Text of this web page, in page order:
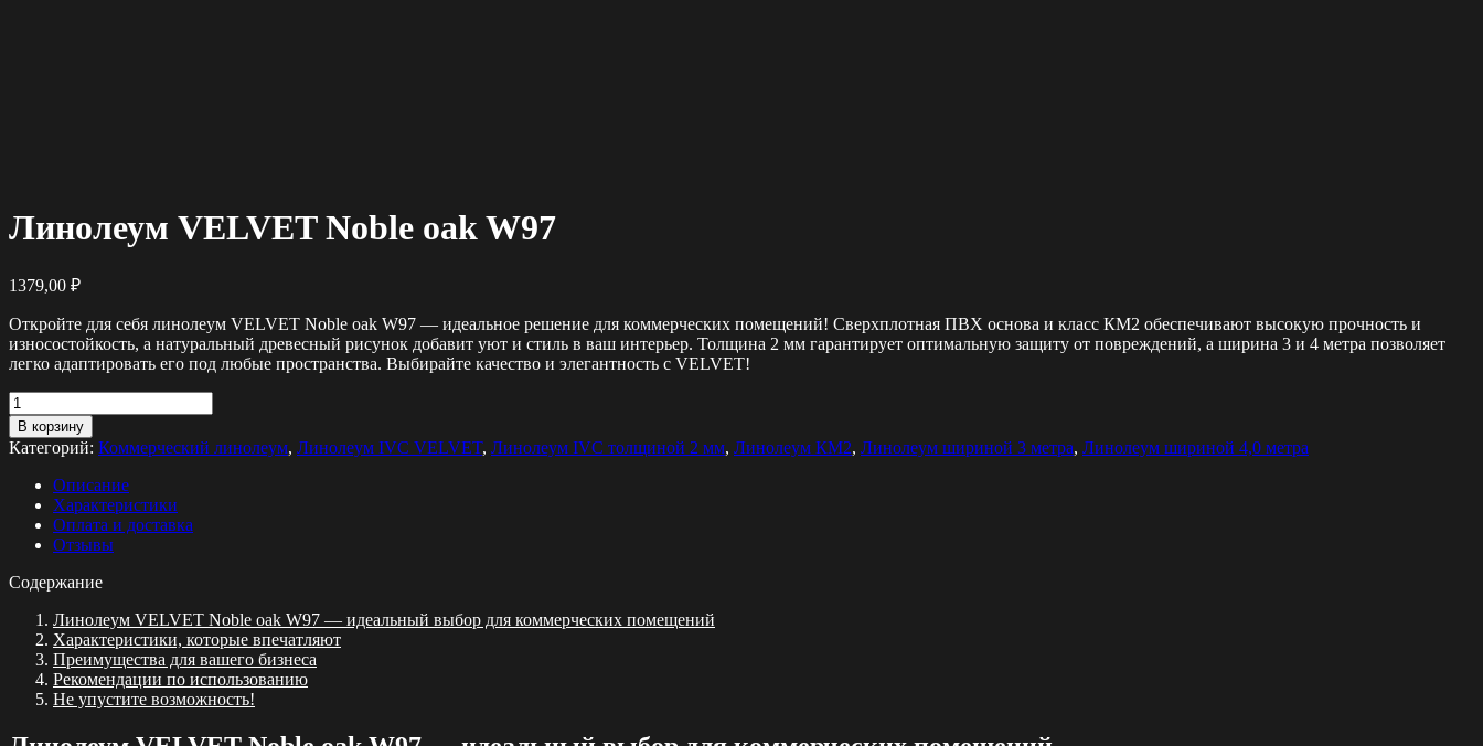
Линолеум VELVET Noble oak W97
1379,00 ₽
Откройте для себя линолеум VELVET Noble oak W97 — идеальное решение для коммерческих помещений! Сверхплотная ПВХ основа и класс КМ2 обеспечивают высокую прочность и
износостойкость, а натуральный древесный рисунок добавит уют и стиль в ваш интерьер. Толщина 2 мм гарантирует оптимальную защиту от повреждений, а ширина 3 и 4 метра позволяет
легко адаптировать его под любые пространства. Выбирайте качество и элегантность с VELVET!
Количество
товара
Линолеум
VELVET
Noble
W97
В корзину
Категорий: Коммерческий линолеум, Линолеум IVC VELVET, Линолеум IVC толщиной 2 мм, Линолеум КМ2, Линолеум шириной 3 метра, Линолеум шириной 4,0 метра
Описание
Характеристики
Оплата и доставка
Отзывы
Содержание
Линолеум VELVET Noble oak W97 — идеальный выбор для коммерческих помещений
Характеристики, которые впечатляют
Преимущества для вашего бизнеса
Рекомендации по использованию
Не упустите возможность!